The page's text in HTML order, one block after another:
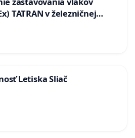
TATRAN v železničnej
Letiska Sliač